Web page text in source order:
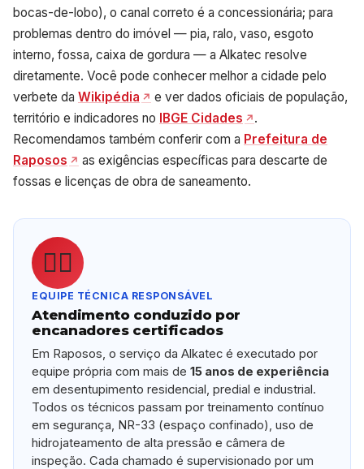
bocas-de-lobo), o canal correto é a concessionária; para
problemas dentro do imóvel — pia, ralo, vaso, esgoto
interno, fossa, caixa de gordura — a Alkatec resolve
diretamente. Você pode conhecer melhor a cidade pelo
verbete da Wikipédia
e ver dados oficiais de população,
território e indicadores no IBGE Cidades
.
Recomendamos também conferir com a Prefeitura de
Raposos
as exigências específicas para descarte de
fossas e licenças de obra de saneamento.
👷‍♂️
EQUIPE TÉCNICA RESPONSÁVEL
Atendimento conduzido por
encanadores certificados
Em Raposos, o serviço da Alkatec é executado por
equipe própria com mais de15 anos de experiência
em desentupimento residencial, predial e industrial.
Todos os técnicos passam por treinamento contínuo
em segurança, NR-33 (espaço confinado), uso de
hidrojateamento de alta pressão e câmera de
inspeção. Cada chamado é supervisionado por um